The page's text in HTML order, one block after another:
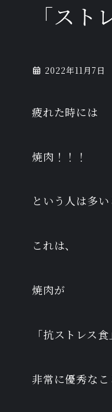
「スト
2022年11月7日
疲れた時には
焼肉！！！
という人は多い
これは、
焼肉が
「抗ストレス食
非常に優秀なこ